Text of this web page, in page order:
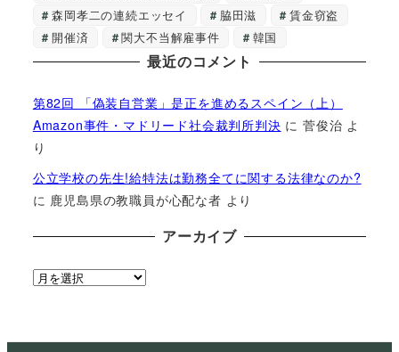
森岡孝二の連続エッセイ
脇田滋
賃金窃盗
開催済
関大不当解雇事件 韓国
最近のコメント
第82回 「偽装自営業」是正を進めるスペイン（上）
Amazon事件・マドリード社会裁判所判決 に菅俊治 よ
り
公立学校の先生!給特法は勤務全てに関する法律なのか?
に 鹿児島県の教職員が心配な者 より
アーカイブ
ア
イ